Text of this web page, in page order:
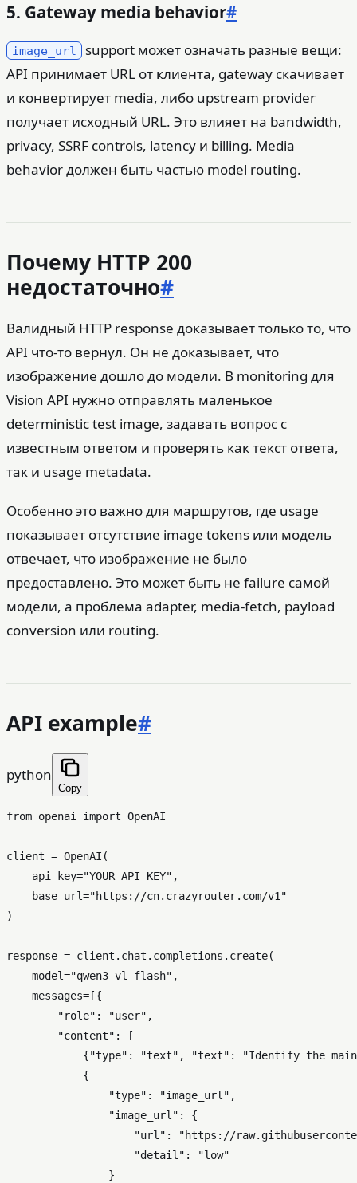
5. Gateway media behavior#
image_url
support может означать разные вещи:
API принимает URL от клиента, gateway скачивает
и конвертирует media, либо upstream provider
получает исходный URL. Это влияет на bandwidth,
privacy, SSRF controls, latency и billing. Media
behavior должен быть частью model routing.
Почему HTTP 200
недостаточно#
Валидный HTTP response доказывает только то, что
API что-то вернул. Он не доказывает, что
изображение дошло до модели. В monitoring для
Vision API нужно отправлять маленькое
deterministic test image, задавать вопрос с
известным ответом и проверять как текст ответа,
так и usage metadata.
Особенно это важно для маршрутов, где usage
показывает отсутствие image tokens или модель
отвечает, что изображение не было
предоставлено. Это может быть не failure самой
модели, а проблема adapter, media-fetch, payload
conversion или routing.
API example#
python
Copy
from openai import OpenAI
client = OpenAI(
    api_key=
"YOUR_API_KEY" ,
    base_url=
"https://cn.crazyrouter.com/v1"
)
response = client.chat.completions.create(
    model=
"qwen3-vl-flash" ,
    messages=[{
"role" : "user" ,
"content" : [
            {
"type" : "text" , "text" :
"Identify the
            {
"type" : "image_url" ,
"image_url" : {
"url" :
"https://
"detail" :
"low"
                }